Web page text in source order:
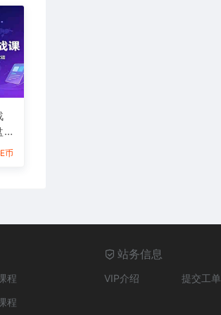
币
程
程
站务信息
VIP介绍 提交工单